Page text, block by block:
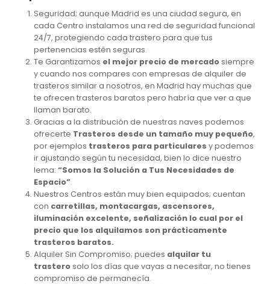
Seguridad; aunque Madrid es una ciudad segura, en
cada Centro instalamos una red de seguridad funcional
24/7, protegiendo cada trastero para que tus
pertenencias estén seguras.
Te Garantizamos el mejor precio de mercadosiempre
y cuando nos compares con empresas de alquiler de
trasteros similar a nosotros, en Madrid hay muchas que
te ofrecen trasteros baratos pero habría que ver a que
llaman barato.
Gracias a la distribución de nuestras naves podemos
ofrecerte Trasteros desde un tamaño muy pequeño,
por ejemplos trasteros para particulares y podemos
ir ajustando según tu necesidad, bien lo dice nuestro
lema: “Somos la Solución a Tus Necesidades de
Espacio”.
Nuestros Centros están muy bien equipados; cuentan
con carretillas, montacargas, ascensores,
iluminación excelente, señalización lo cual por el
precio que los alquilamos son prácticamente
trasteros baratos.
Alquiler Sin Compromiso; puedes alquilar tu
trasterosolo los días que vayas a necesitar, no tienes
compromiso de permanecía.